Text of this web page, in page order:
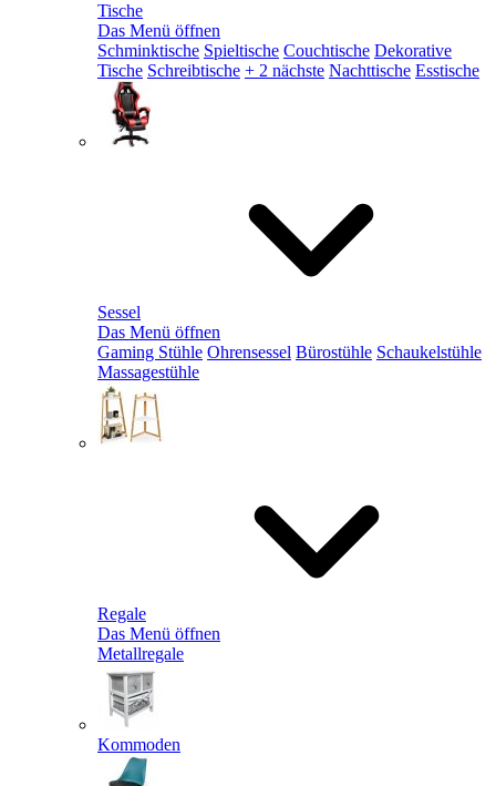
Tische
Das Menü öffnen
Schminktische Spieltische Couchtische Dekorative
Tische Schreibtische + 2 nächste Nachttische Esstische
Sessel
Das Menü öffnen
Gaming Stühle Ohrensessel Bürostühle Schaukelstühle
Massagestühle
Regale
Das Menü öffnen
Metallregale
Kommoden